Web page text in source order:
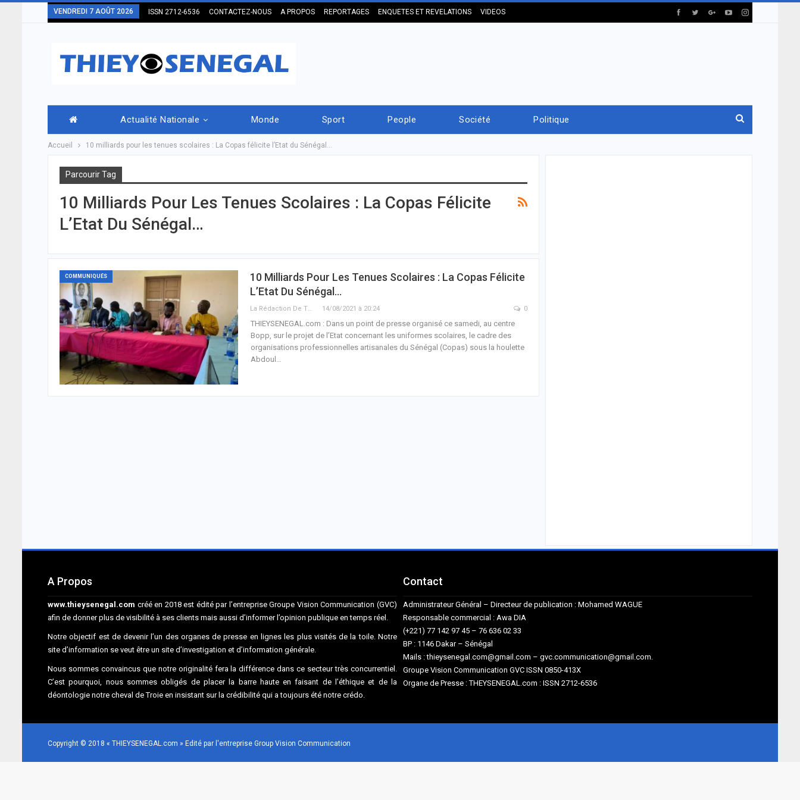
VENDREDI 7 AOÛT 2026 ISSN 2712-6536 CONTACTEZ-NOUS A PROPOS REPORTAGES ENQUETES ET REVELATIONS VIDEOS
Actualité Nationale Monde Sport People Société Politique
Accueil 10 milliards pour les tenues scolaires : La Copas félicite l’Etat du Sénégal…
Parcourir Tag
10 Milliards Pour Les Tenues Scolaires : La Copas Félicite
L’Etat Du Sénégal…
COMMUNIQUÉS
10 Milliards Pour Les Tenues Scolaires : La Copas Félicite
L’Etat Du Sénégal…
14/08/2021 à 20:24 0
THIEYSENEGAL.com : Dans un point de presse organisé ce samedi, au centre
Bopp, sur le projet de l’Etat concernant les uniformes scolaires, le cadre des
organisations professionnelles artisanales du Sénégal (Copas) sous la houlette
Abdoul…
A Propos
www.thieysenegal.com créé en 2018 est édité par l’entreprise Groupe Vision Communication (GVC)
afin de donner plus de visibilité à ses clients mais aussi d’informer l’opinion publique en temps réel.
Notre objectif est de devenir l’un des organes de presse en lignes les plus visités de la toile. Notre
site d’information se veut être un site d’investigation et d’information générale.
Nous sommes convaincus que notre originalité fera la différence dans ce secteur très concurrentiel.
C’est pourquoi, nous sommes obligés de placer la barre haute en faisant de l’éthique et de la
déontologie notre cheval de Troie en insistant sur la crédibilité qui a toujours été notre crédo.
Contact
Administrateur Général – Directeur de publication : Mohamed WAGUE
Responsable commercial : Awa DIA
(+221) 77 142 97 45 – 76 636 02 33
BP : 1146 Dakar – Sénégal
Mails : thieysenegal.com@gmail.com – gvc.communication@gmail.com.
Groupe Vision Communication GVC ISSN 0850-413X
Organe de Presse : THEYSENEGAL.com : ISSN 2712-6536
Copyright © 2018 « THIEYSENEGAL.com » Edité par l'entreprise Group Vision Communication